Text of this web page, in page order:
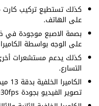
كذلك تستطيع تركيب كارت
على الهاتف.
بصمة الاصبع موجودة في
على الوجه بواسطة الكاميرا
كذلك يدعم مستشعرات
التسارع.
تصوير الفيديو بجودة 1080p@30fps.